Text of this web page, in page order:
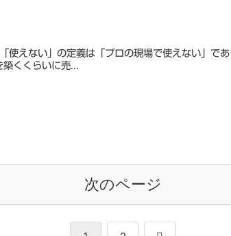
えない」の定義は「プロの現場で使えない」で
くくらいに売...
次のページ